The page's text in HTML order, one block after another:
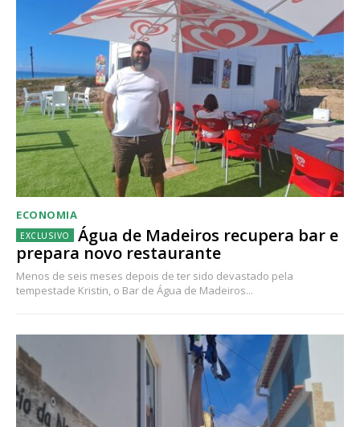
ECONOMIA
Água de Madeiros recupera bar e
prepara novo restaurante
Menos de seis meses depois de ter sido devastado pela
tempestade Kristin, o Bar de Água de Madeiros...